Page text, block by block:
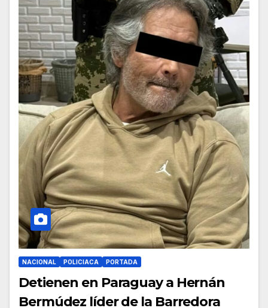
NACIONAL POLICIACA PORTADA
Detienen en Paraguay a Hernán
Bermúdez líder de la Barredora